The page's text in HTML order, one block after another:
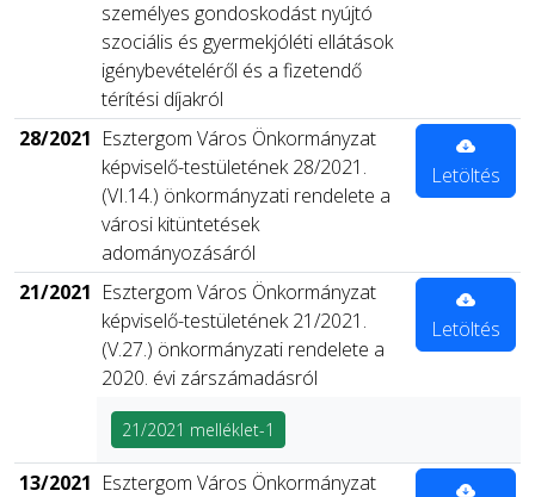
személyes gondoskodást nyújtó
szociális és gyermekjóléti ellátások
igénybevételéről és a fizetendő
térítési díjakról
28/2021 Esztergom Város Önkormányzat
képviselő-testületének 28/2021.
(VI.14.) önkormányzati rendelete a
városi kitüntetések
adományozásáról
Letöltés
21/2021 Esztergom Város Önkormányzat
képviselő-testületének 21/2021.
(V.27.) önkormányzati rendelete a
2020. évi zárszámadásról
Letöltés
21/2021 melléklet-1
13/2021 Esztergom Város Önkormányzat